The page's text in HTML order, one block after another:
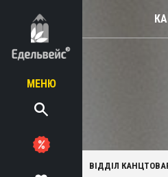
МЕНЮ
ВІДДІЛ